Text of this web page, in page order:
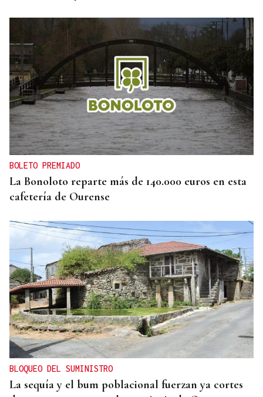
BOLETO PREMIADO
La Bonoloto reparte más de 140.000 euros en esta
cafetería de Ourense
BLOQUEO DEL SUMINISTRO
La sequía y el bum poblacional fuerzan ya cortes